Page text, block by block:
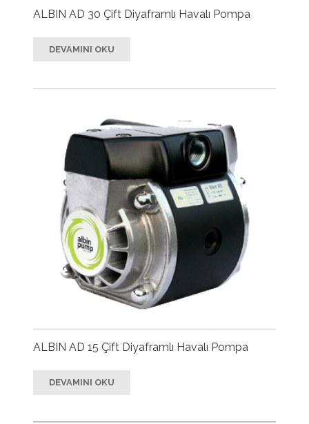
ALBIN AD 30 Çift Diyaframlı Havalı Pompa
DEVAMINI OKU
ALBIN AD 15 Çift Diyaframlı Havalı Pompa
DEVAMINI OKU